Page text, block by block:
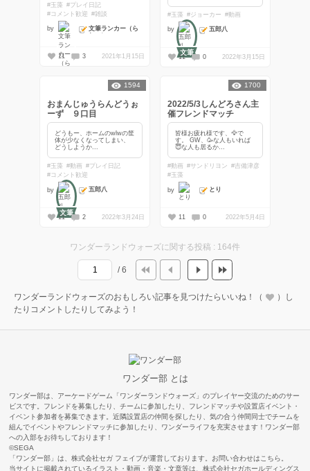
#玉藻 #プレイ日記
#コメント歓迎
#雑談
by
文筆ランカー（ら
しい）
11 3 2021年1月15日
#玉藻 #ジョーカー #動画
by
文筆
五郎八
11 0 2022年3月15日
おまんじゅうらんどうぉ
ーず ９口目
どうもー、ホームのwlwの筐
体が少なくなってしまい、
どうしようか...
#玉藻 #動画 #プレイ日記
#コメント歓迎
by
文筆
五郎八
1594
11 2 2022年3月24日
2022/5/3しんどろさん主
催フレンドマッチ
皆様お疲れ様です、🦅で
す。 GW、🥳な人もいれば
😇な人も居るか...
#動画 #サンドリヨン #吉備津彦
#玉藻
by とり
1700
11 0 2022年5月4日
ワンダーランドウォーズに関する投稿 : 164件
/ 6
ワンダーランドウォーズのおもしろい記事を見つけたらいいね！（
）し
たりコメントしたりしてみよう！
ワンダー部 とは
ワンダー部は、アーケードゲーム「ワンダーランドウォーズ」のプレイヤー交流のためのサー
ビスです。フレンドを募集したり、チームに参加したり、フレンドマッチや設置店イベント・
イベント参加者を募集できます。近隣設置店の仲間を探したり、気の合う仲間同士でチームを
組んでイベントやフレンドマッチに参加したり、ワンダーライフを充実させます！ワンダー部
への入部をお待ちしております！
©SEGA
「ワンダー部」は、株式会社セガ フェイブが運営しております。お問い合わせはこちら。
当サイトに掲載されているイラスト・動画・音楽・文章等は、株式会社セガホールディングス